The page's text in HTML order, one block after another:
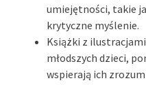
umiejętności, takie
krytyczne myślenie.
Książki z
młodszych dzieci,
wspierają ich